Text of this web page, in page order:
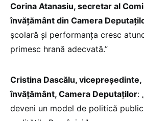
Corina Atanasiu, secretar al
învățământ din Camera
școlară și performanța cresc
primesc hrană adecvată.”
Cristina Dascălu,
învățământ, Camera Deputaților:
deveni un model de politică